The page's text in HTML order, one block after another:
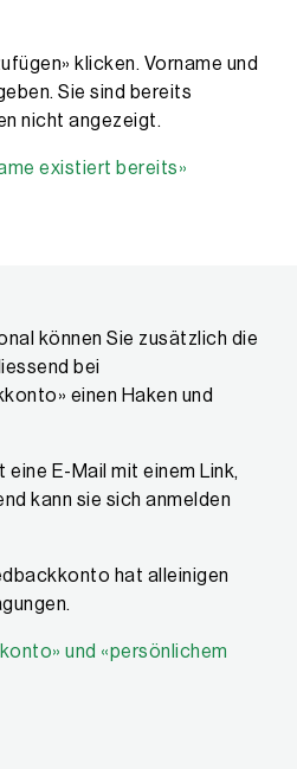
klicken. Vorname und
Sie sind bereits
nicht angezeigt.
existiert bereits»
können Sie zusätzlich die
bei
einen Haken und
E-Mail mit einem Link,
kann sie sich anmelden
hat alleinigen
und «persönlichem